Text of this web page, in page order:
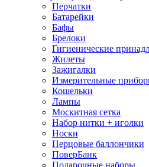
Перчатки
Батарейки
Бафы
Брелоки
Гигиенические
Жилеты
Зажигалки
Измерительные
Кошельки
Лампы
Москитная сетка
Набор нитки + иголки
Носки
Перцовые баллончики
ПоверБанк